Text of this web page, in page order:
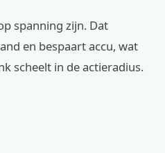
spanning zijn. Dat
en bespaart accu, wat
scheelt in de actieradius.